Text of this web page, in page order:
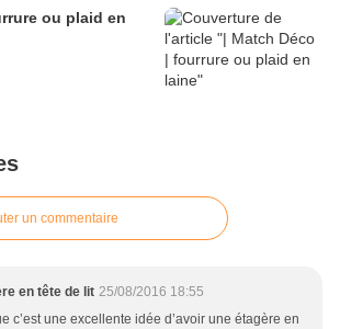
ou plaid en
un commentaire
en tête de lit 25/08/2016 18:55
c’est une excellente idée d’avoir une étagère en